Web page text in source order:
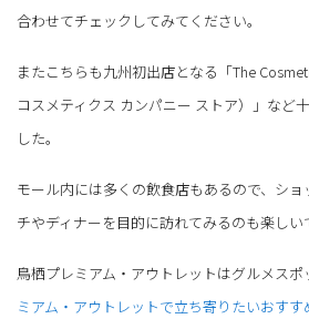
合わせてチェックしてみてください。
またこちらも九州初出店となる「The
コスメティクス カンパニー ストア）」など
した。
モール内には多くの飲食店もあるので、シ
チやディナーを目的に訪れてみるのも楽し
鳥栖プレミアム・アウトレットはグルメスポ
ミアム・アウトレットで立ち寄りたいおすす